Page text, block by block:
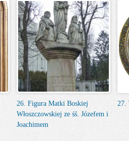
26. Figura Matki Boskiej
Włoszczowskiej ze śś. Józefem i
Joachimem
27.